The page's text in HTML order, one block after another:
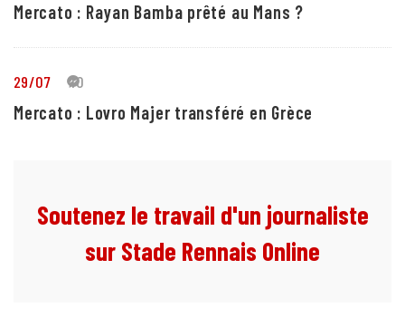
Mercato : Rayan Bamba prêté au Mans ?
29/07 10
Mercato : Lovro Majer transféré en Grèce
Soutenez le travail d'un journaliste
sur Stade Rennais Online